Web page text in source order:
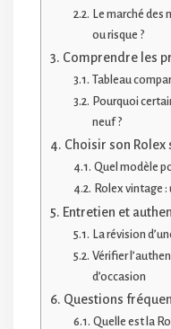
Le marché des
ou risque ?
Comprendre les
Tableau
Pourquoi
neuf ?
Choisir son Rolex
Quel modèle
Rolex vintage
Entretien et
La révision
Vérifier
d’occasion
Questions
Quelle est la